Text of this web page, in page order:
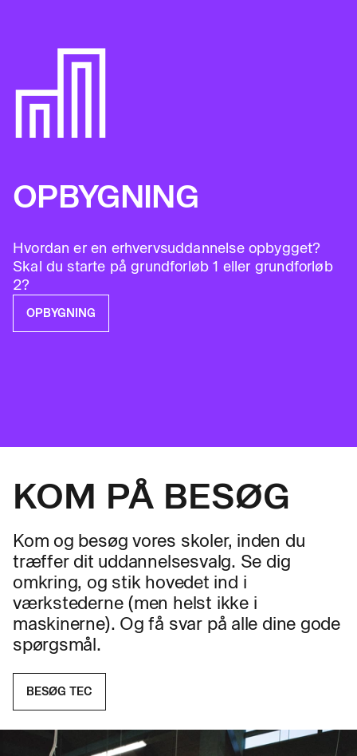
OPBYGNING
Hvordan er en erhvervsuddannelse opbygget?
Skal du starte på grundforløb 1 eller grundforløb
2?
OPBYGNING
KOM PÅ BESØG
Kom og besøg vores skoler, inden du
træffer dit uddannelsesvalg. Se dig
omkring, og stik hovedet ind i
værkstederne (men helst ikke i
maskinerne). Og få svar på alle dine gode
spørgsmål.
BESØG TEC